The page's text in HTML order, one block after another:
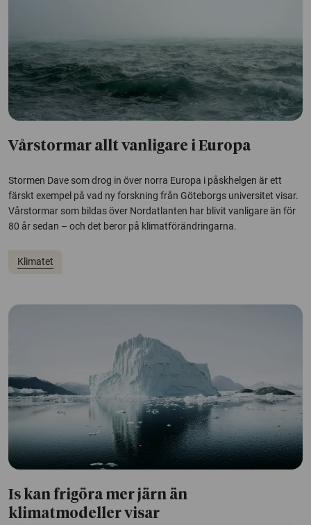
Vårstormar allt vanligare i Europa
Stormen Dave som drog in över norra Europa i påskhelgen är ett
färskt exempel på vad ny forskning från Göteborgs universitet visar.
Vårstormar som bildas över Nordatlanten har blivit vanligare än för
80 år sedan – och det beror på klimatförändringarna.
Klimatet
Is kan frigöra mer järn än
klimatmodeller visar